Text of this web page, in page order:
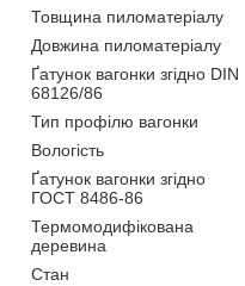
Товщина пиломатеріалу
Довжина пиломатеріалу
Ґатунок вагонки згідно DIN
68126/86
Тип профілю вагонки
Вологість
Ґатунок вагонки згідно
ГОСТ 8486-86
Термомодифікована
деревина
Стан